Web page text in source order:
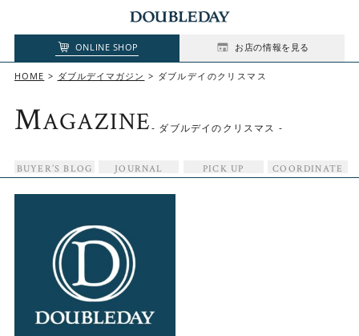
ONLINE SHOP お店の情報を見る
HOME ダブルデイマガジン ダブルデイのクリスマス
MAGAZINE- ダブルデイのクリスマス -
BUYER’S BLOG JOURNAL PICK UP COORDINATE